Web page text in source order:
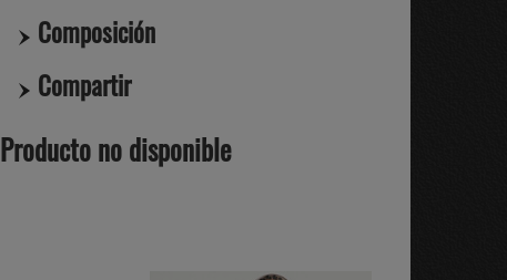
Composición
Compartir
Producto no disponible